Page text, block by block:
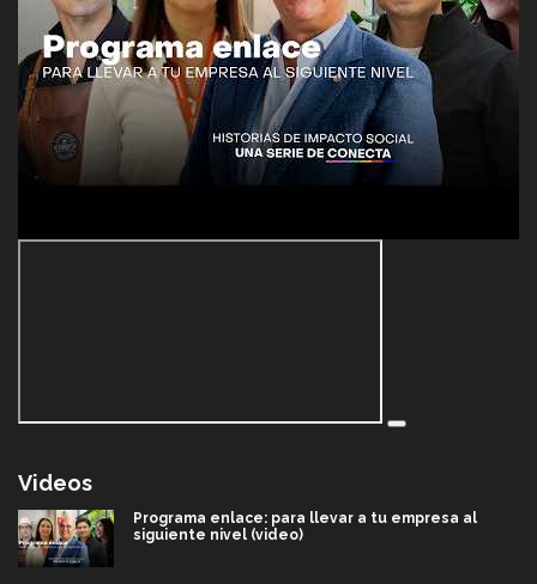
Videos
Programa enlace: para llevar a tu empresa al
siguiente nivel (video)